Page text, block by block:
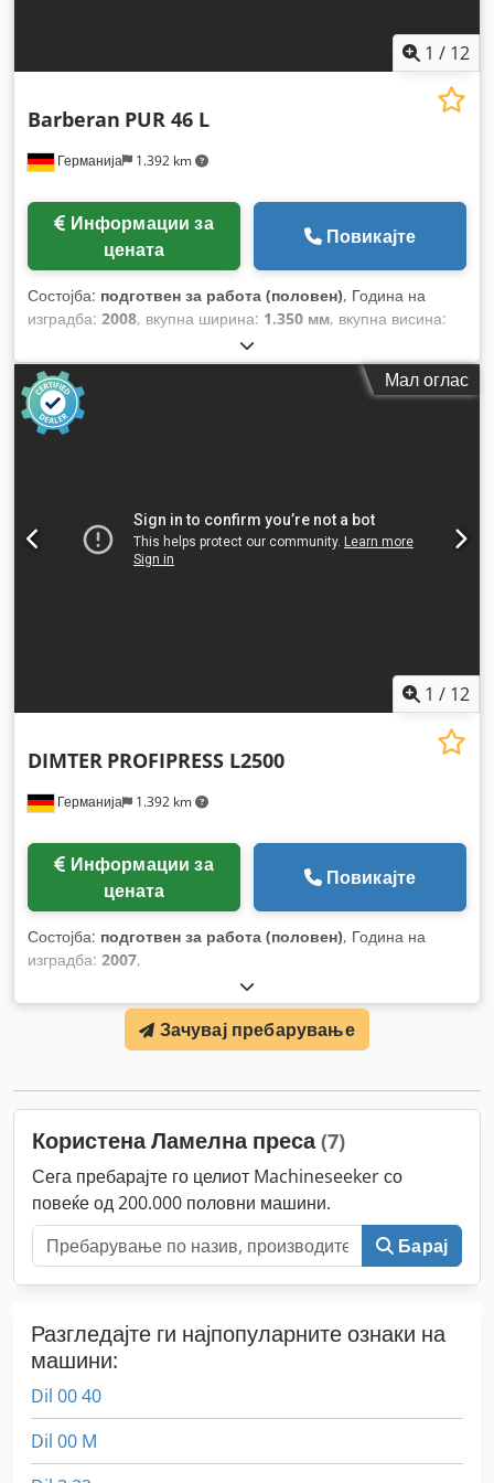
1 / 12
Германија 1.392 km
Barberan PUR 46 L
цената
Повикајте
Состојба: подготвен за работа (половен), Година на
изградба: 2008, вкупна ширина: 1.350 мм, вкупна висина:
2.200 кг
производот:7.000 мм,
Мал оглас
1 / 12
Германија 1.392 km
DIMTER PROFIPRESS L2500
цената
Повикајте
Состојба: подготвен за работа (половен), Година на
изградба: 2007,
Зачувај пребарување
Користена Ламелна преса(7)
Сега пребарајте го целиот Machineseeker со
повеќе од 200.000 половни машини.
Барај
Разгледајте ги најпопуларните ознаки на
машини:
Dil 00 40
Dil 00 M